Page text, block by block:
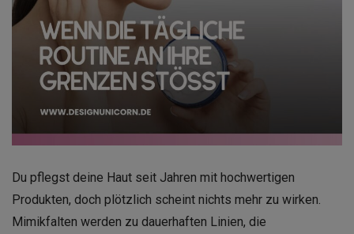
Du pflegst deine Haut seit Jahren mit hochwertigen
Produkten, doch plötzlich scheint nichts mehr zu wirken.
Mimikfalten werden zu dauerhaften Linien, die